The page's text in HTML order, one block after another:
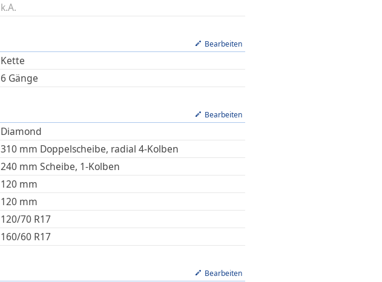
k.A.
Bearbeiten
Kette
6 Gänge
Bearbeiten
Diamond
310 mm Doppelscheibe, radial 4-Kolben
240 mm Scheibe, 1-Kolben
120 mm
120 mm
120/70 R17
160/60 R17
Bearbeiten